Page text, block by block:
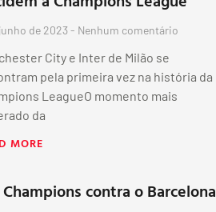
de 2023 Nenhum comentário
City e Inter de Milão se
pela primeira vez na história da
LeagueO momento mais
da
MORE
contra o Barcelona